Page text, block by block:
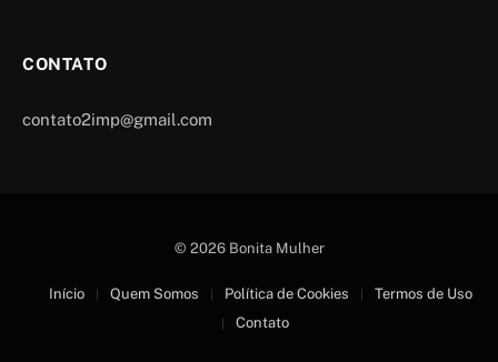
CONTATO
contato2imp@gmail.com
© 2026 Bonita Mulher
Início Quem Somos Política de Cookies
Termos de Uso
Contato